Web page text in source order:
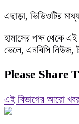
এছাড়া, ভিডিওটির
হামাসের পক্ষ থেকে
ভেলে, এনবিসি নিউজ,
Please Share
এই বিভাগের আরো